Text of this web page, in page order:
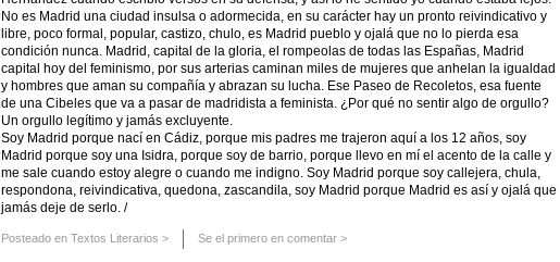
No es Madrid una ciudad insulsa o adormecida, en su carácter hay un pronto reivindicativo y
libre, poco formal, popular, castizo, chulo, es Madrid pueblo y ojalá que no lo pierda esa
condición nunca. Madrid, capital de la gloria, el rompeolas de todas las Españas, Madrid
capital hoy del feminismo, por sus arterias caminan miles de mujeres que anhelan la igualdad
y hombres que aman su compañía y abrazan su lucha. Ese Paseo de Recoletos, esa fuente
de una Cibeles que va a pasar de madridista a feminista. ¿Por qué no sentir algo de orgullo?
Un orgullo legítimo y jamás excluyente.
Soy Madrid porque nací en Cádiz, porque mis padres me trajeron aquí a los 12 años, soy
Madrid porque soy una Isidra, porque soy de barrio, porque llevo en mí el acento de la calle y
me sale cuando estoy alegre o cuando me indigno. Soy Madrid porque soy callejera, chula,
respondona, reivindicativa, quedona, zascandila, soy Madrid porque Madrid es así y ojalá que
jamás deje de serlo. /
Posteado en Textos Literarios > Se el primero en comentar >